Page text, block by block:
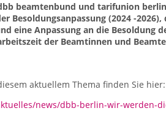
beamtenbund und tarifunion
Besoldungsanpassung (2024 -
eine Anpassung an die Besoldung
der Beamtinnen und
aktuellem Thema finden Sie hier:
news/dbb-berlin-wir-werden-